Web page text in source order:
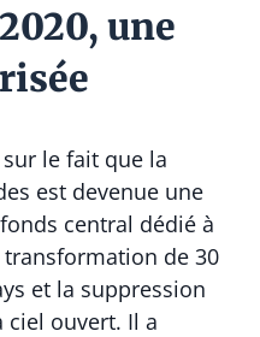
une
sur le fait que la
est devenue une
central dédié à
de 30
et la suppression
ciel ouvert. Il a